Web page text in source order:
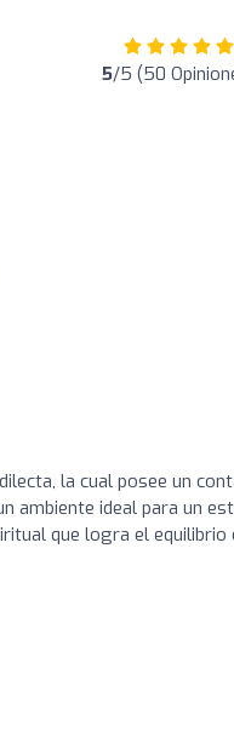
5/5 (50
la cual posee un
ambiente ideal para un
que logra el equilibrio